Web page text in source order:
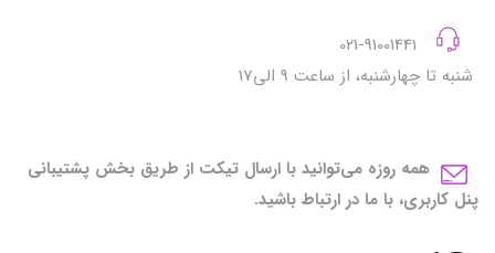
شنبه تا چهارشنبه، از ساعت 9 الی17
همه روزه می‌توانید با ارسال تیکت از طریق بخش پشتیبانی
پنل کاربری، با ما در ارتباط باشید.